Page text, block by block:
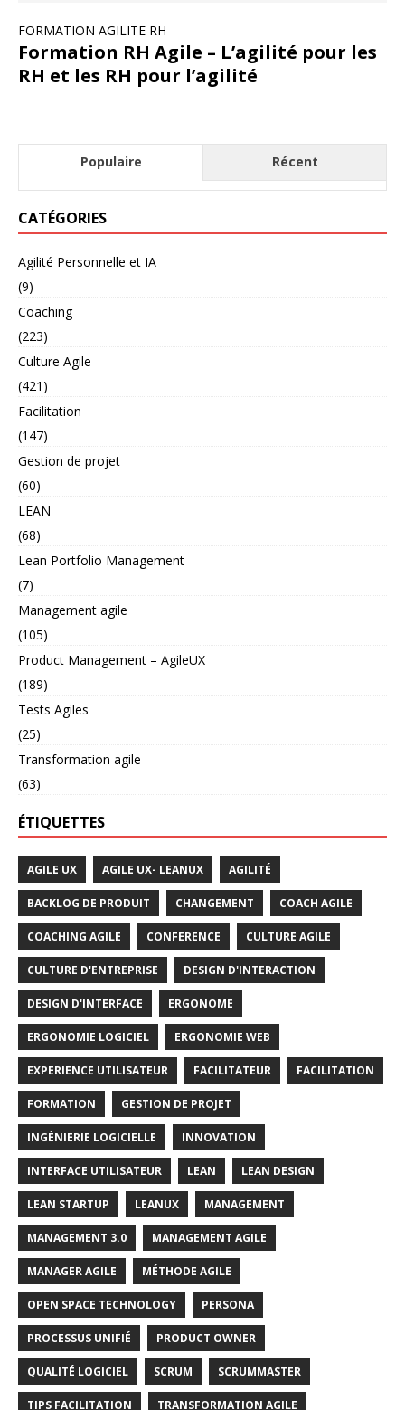
FORMATION AGILITE RH
Formation RH Agile – L’agilité pour les
RH et les RH pour l’agilité
Populaire Récent
CATÉGORIES
Agilité Personnelle et IA
(9)
Coaching
(223)
Culture Agile
(421)
Facilitation
(147)
Gestion de projet
(60)
LEAN
(68)
Lean Portfolio Management
(7)
Management agile
(105)
Product Management – AgileUX
(189)
Tests Agiles
(25)
Transformation agile
(63)
ÉTIQUETTES
AGILE UX AGILE UX- LEANUX AGILITÉ
BACKLOG DE PRODUIT CHANGEMENT COACH AGILE
COACHING AGILE CONFERENCE CULTURE AGILE
CULTURE D'ENTREPRISE DESIGN D'INTERACTION
DESIGN D'INTERFACE ERGONOME
ERGONOMIE LOGICIEL ERGONOMIE WEB
EXPERIENCE UTILISATEUR FACILITATEUR FACILITATION
FORMATION GESTION DE PROJET
INGÈNIERIE LOGICIELLE INNOVATION
INTERFACE UTILISATEUR LEAN LEAN DESIGN
LEAN STARTUP LEANUX MANAGEMENT
MANAGEMENT 3.0 MANAGEMENT AGILE
MANAGER AGILE MÉTHODE AGILE
OPEN SPACE TECHNOLOGY PERSONA
PROCESSUS UNIFIÉ PRODUCT OWNER
QUALITÉ LOGICIEL SCRUM SCRUMMASTER
TIPS FACILITATION TRANSFORMATION AGILE